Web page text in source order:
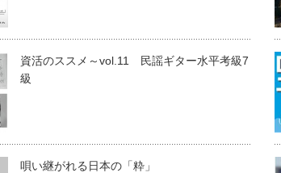
資活のススメ～vol.11 民謡ギター水平考級7
級
唄い継がれる日本の「粋」